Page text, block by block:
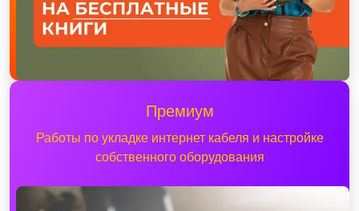
Премиум
Работы по укладке интернет кабеля и настройке
собственного оборудования